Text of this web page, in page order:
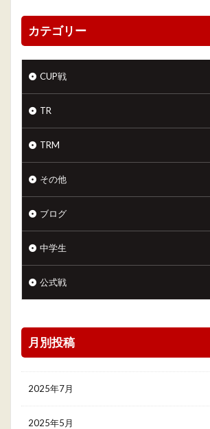
カテゴリー
CUP戦
TR
TRM
その他
ブログ
中学生
公式戦
月別投稿
2025年7月
2025年5月